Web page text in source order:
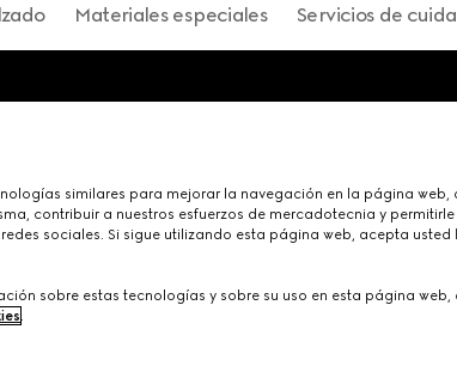
Materiales especiales Servicios de
similares para mejorar la navegación en la página web,
contribuir a nuestros esfuerzos de mercadotecnia y
sociales. Si sigue utilizando esta página web, acepta usted
sobre estas tecnologías y sobre su uso en esta página web,